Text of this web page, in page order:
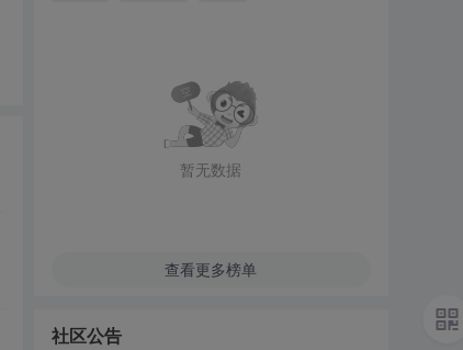
暂无数据
查看更多榜单
社区公告